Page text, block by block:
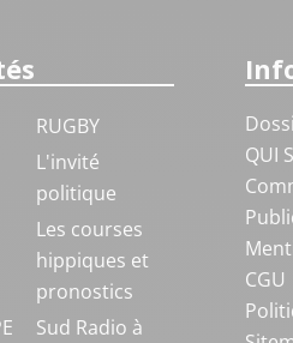
RUGBY
L'invité
politique
Les courses
hippiques et
pronostics
Sud Radio à
QUI
CGU